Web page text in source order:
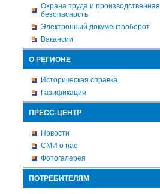
Охрана труда и производственная
безопасность
Электронный документооборот
Вакансии
О РЕГИОНЕ
Историческая справка
Газификация
ПРЕСС-ЦЕНТР
Новости
СМИ о нас
Фотогалерея
ПОТРЕБИТЕЛЯМ